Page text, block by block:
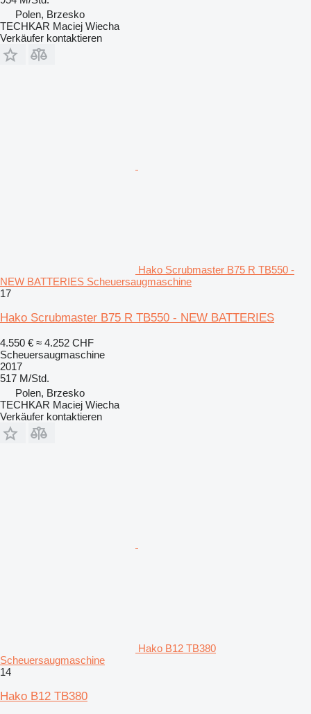
Polen, Brzesko
TECHKAR Maciej Wiecha
Verkäufer kontaktieren
Hako Scrubmaster B75 R TB550 -
NEW BATTERIES Scheuersaugmaschine
17
Hako Scrubmaster B75 R TB550 - NEW BATTERIES
4.550 € ≈ 4.252 CHF
Scheuersaugmaschine
2017
517 M/Std.
Polen, Brzesko
TECHKAR Maciej Wiecha
Verkäufer kontaktieren
Hako B12 TB380
Scheuersaugmaschine
14
Hako B12 TB380